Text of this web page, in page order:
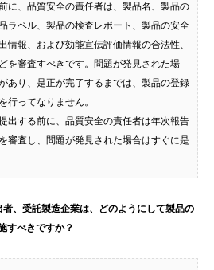
に、品質安全の責任者は、製品名、製品の
ラベル、製品の検査レポート、製品の安全
情報、および効能宣伝評価情報の合法性、
を審査すべきです。問題が発見された場
あり、是正が完了するまでは、製品の登録
行ってなりません。
出する前に、品質安全の責任者は年次報告
審査し、問題が発見された場合はすぐに是
、受託製造企業は、どのようにして製品の
すべきですか？